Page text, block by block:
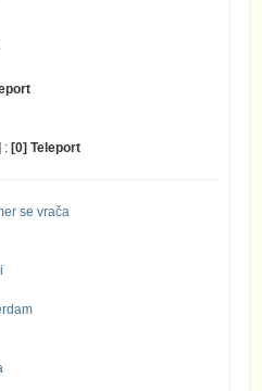
: [0] Teleport
se vrača